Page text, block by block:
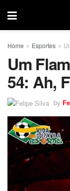
Home Esportes
Um
54: Ah,
by